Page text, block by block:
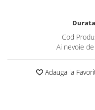
Cod
Ai nevoie
Adauga la